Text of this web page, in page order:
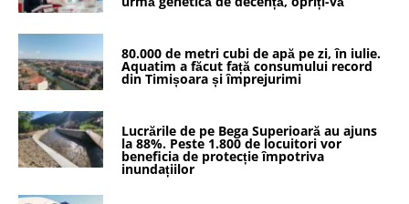
80.000 de metri cubi de apă pe zi, în iulie.
Aquatim a făcut față consumului record
din Timișoara și împrejurimi
Lucrările de pe Bega Superioară au ajuns
la 88%. Peste 1.800 de locuitori vor
beneficia de protecție împotriva
inundațiilor